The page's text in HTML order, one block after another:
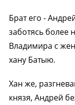
Брат его -
заботясь более
Владимира с
хану Батыю.
Хан же,
князя, Андрей